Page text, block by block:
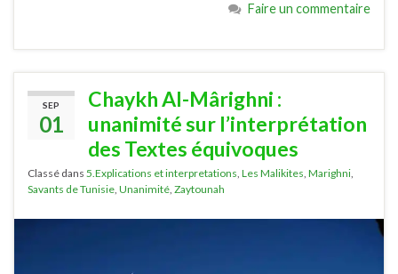
Faire un commentaire
SEP
01
Chaykh Al-Mârighni :
unanimité sur l’interprétation
des Textes équivoques
Classé dans 5.Explications et interpretations Les Malikites Marighni
Savants de Tunisie Unanimité Zaytounah